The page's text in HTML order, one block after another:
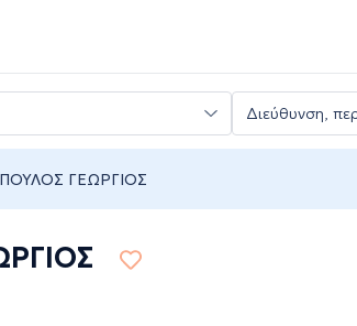
ΓΕΩΡΓΙΟΣ